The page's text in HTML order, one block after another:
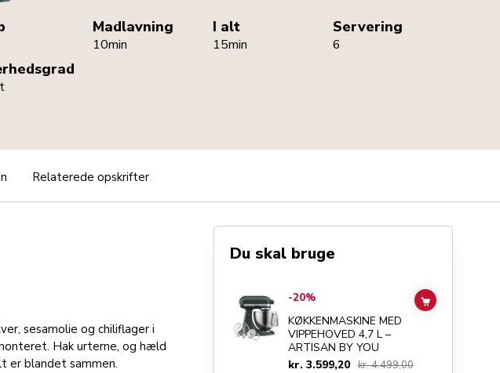
Madlavning
10min
I alt
15min
Servering
6
Relaterede opskrifter
sesamolie og chiliflager i
Hak urterne, og hæld
er blandet sammen.
Du skal bruge
Go toKØKKENMASKINE MED VIPPEHOVED 4,7 L –
-20%
KØKKENMASKINE MED
VIPPEHOVED 4,7 L –
ARTISAN BY YOU
kr. 3.599,20 kr. 4.499,00
ADD TO CART